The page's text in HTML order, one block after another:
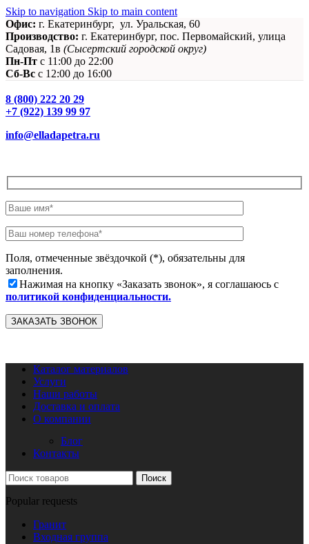
Skip to navigation Skip to main content
Офис: г. Екатеринбург, ул. Уральская, 60
Производство: г. Екатеринбург, пос. Первомайский, улица
Садовая, 1в (Сысертский городской округ)
Пн-Пт c 11:00 до 22:00
Сб-Вс с 12:00 до 16:00
8 (800) 222 20 29
+7 (922) 139 99 97
info@elladapetra.ru
Поля, отмеченные звёздочкой (*), обязательны для
заполнения.
Нажимая на кнопку «Заказать звонок», я соглашаюсь с
политикой конфиденциальности.
Каталог материалов
Услуги
Наши работы
Доставка и оплата
О компании
Блог
Контакты
Поиск
Popular requests
Гранит
Входная группа